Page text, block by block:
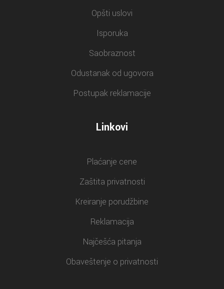
Opšti uslovi
Isporuka
Saobraznost
Odustanak od ugovora
Postupak reklamacije
Linkovi
Plaćanje cene
Zaštita privatnosti
Kreiranje porudžbine
Reklamacija
Najčešća pitanja
Obaveštenje o privatnosti